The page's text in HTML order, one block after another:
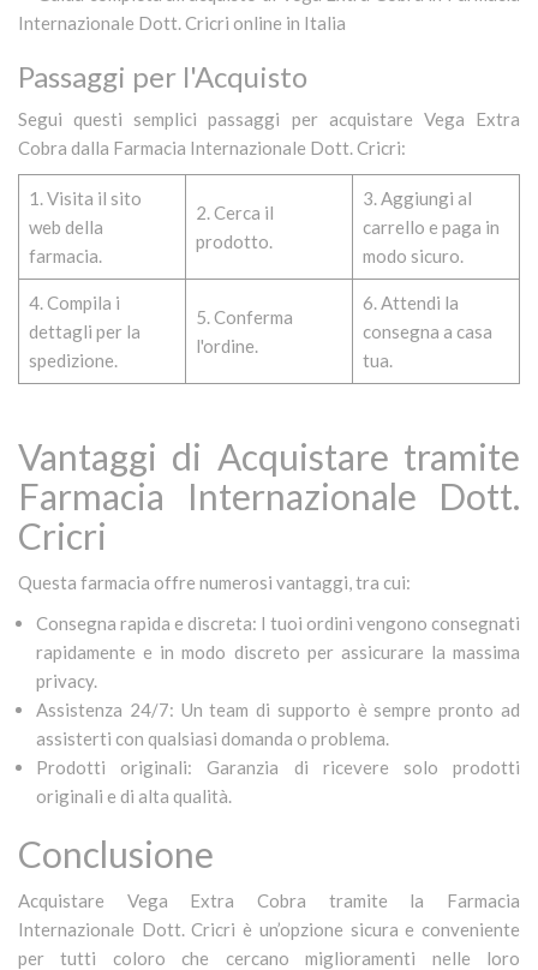
Passaggi per l'Acquisto
Segui questi semplici passaggi per acquistare Vega Extra
Cobra dalla Farmacia Internazionale Dott. Cricri:
1. Visita il sito
web della
farmacia.
2. Cerca il
prodotto.
3. Aggiungi al
carrello e paga in
modo sicuro.
4. Compila i
dettagli per la
spedizione.
5. Conferma
l'ordine.
6. Attendi la
consegna a casa
tua.
Vantaggi di Acquistare tramite
Farmacia Internazionale Dott.
Cricri
Questa farmacia offre numerosi vantaggi, tra cui:
Consegna rapida e discreta: I tuoi ordini vengono consegnati
rapidamente e in modo discreto per assicurare la massima
privacy.
Assistenza 24/7: Un team di supporto è sempre pronto ad
assisterti con qualsiasi domanda o problema.
Prodotti originali: Garanzia di ricevere solo prodotti
originali e di alta qualità.
Conclusione
Acquistare Vega Extra Cobra tramite la Farmacia
Internazionale Dott. Cricri è un’opzione sicura e conveniente
per tutti coloro che cercano miglioramenti nelle loro